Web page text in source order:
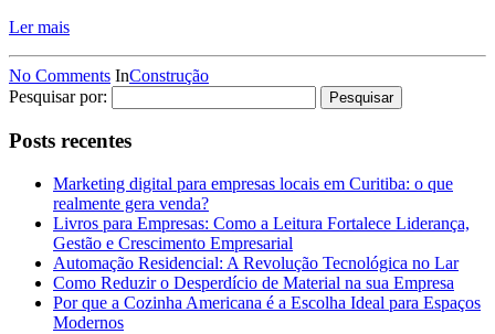
Ler mais
No Comments InConstrução
Pesquisar por:
Posts recentes
Marketing digital para empresas locais em Curitiba: o que
realmente gera venda?
Livros para Empresas: Como a Leitura Fortalece Liderança,
Gestão e Crescimento Empresarial
Automação Residencial: A Revolução Tecnológica no Lar
Como Reduzir o Desperdício de Material na sua Empresa
Por que a Cozinha Americana é a Escolha Ideal para Espaços
Modernos